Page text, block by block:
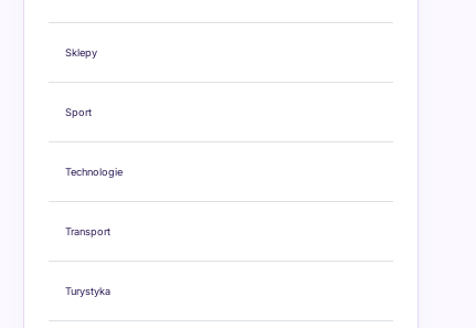
Sklepy
Sport
Technologie
Transport
Turystyka